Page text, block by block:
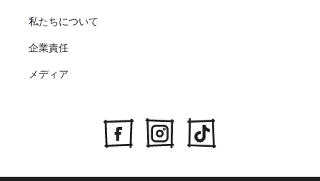
私たちについて
企業責任
メディア